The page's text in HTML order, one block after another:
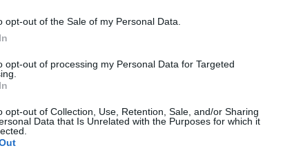
opt-out of the Sale of my Personal Data.
opt-out of processing my Personal Data for Targeted
opt-out of Collection, Use, Retention, Sale, and/or Sharing
Data that Is Unrelated with the Purposes for which it